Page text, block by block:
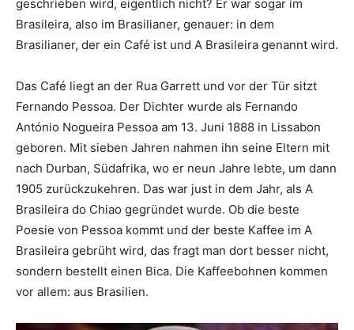
geschrieben wird, eigentlich nicht? Er war sogar im
Brasileira, also im Brasilianer, genauer: in dem
Brasilianer, der ein Café ist und A Brasileira genannt wird.
Das Café liegt an der Rua Garrett und vor der Tür sitzt
Fernando Pessoa. Der Dichter wurde als Fernando
António Nogueira Pessoa am 13. Juni 1888 in Lissabon
geboren. Mit sieben Jahren nahmen ihn seine Eltern mit
nach Durban, Südafrika, wo er neun Jahre lebte, um dann
1905 zurückzukehren. Das war just in dem Jahr, als A
Brasileira do Chiao gegründet wurde. Ob die beste
Poesie von Pessoa kommt und der beste Kaffee im A
Brasileira gebrüht wird, das fragt man dort besser nicht,
sondern bestellt einen Bica. Die Kaffeebohnen kommen
vor allem: aus Brasilien.